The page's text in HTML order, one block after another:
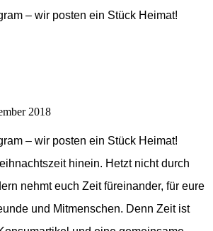
– wir posten ein Stück Heimat!
2018
– wir posten ein Stück Heimat!
hinein. Hetzt nicht durch
nehmt euch Zeit füreinander, für eure
und Mitmenschen. Denn Zeit ist